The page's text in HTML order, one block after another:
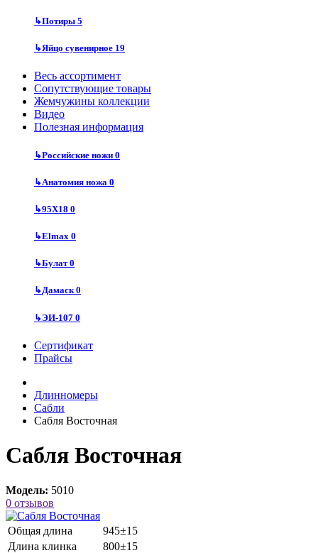
↳Потиры 5
↳Яйцо сувенирное 19
Весь ассортимент
Сопутствующие товары
Жемчужины коллекции
Видео
Полезная информация
↳Российские ножи 0
↳Анатомия ножа 0
↳95Х18 0
↳Elmax 0
↳Булат0
↳Дамаск0
↳ЭИ-107 0
Сертификат
Прайсы
Длинномеры
Сабли
Сабля Восточная
Сабля Восточная
Модель: 5010
0 отзывов
Общая длина
945±15
Длина клинка
800±15